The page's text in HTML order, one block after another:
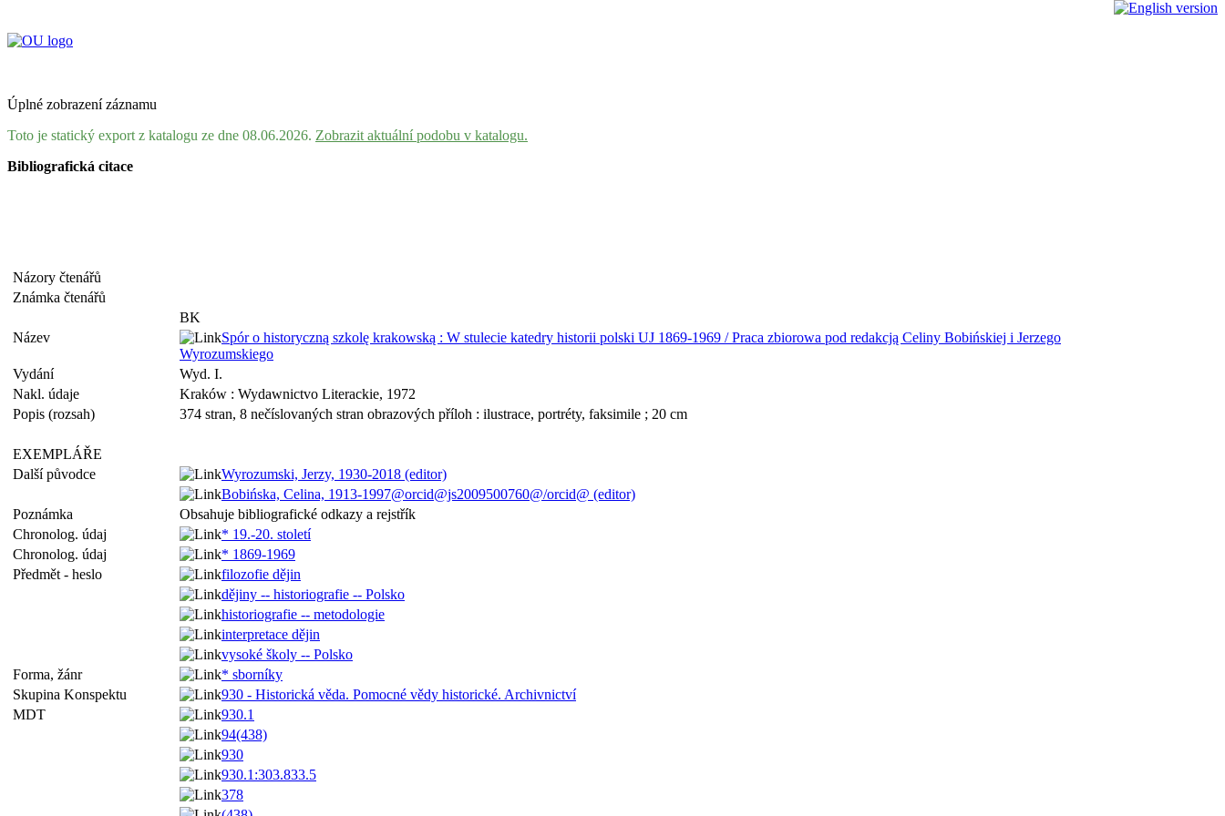
Úplné zobrazení záznamu
Toto je statický export z katalogu ze dne 08.06.2026. Zobrazit aktuální podobu v katalogu.
Bibliografická citace
Názory čtenářů
Známka čtenářů
BK
Název
Spór o historyczną szkolę krakowską : W stulecie katedry historii polski UJ 1869-1969 / Praca zbiorowa pod redakcją Celiny Bobińskiej i Jerzego
Wyrozumskiego
Vydání
Wyd. I.
Nakl. údaje
Kraków : Wydawnictvo Literackie, 1972
Popis (rozsah)
374 stran, 8 nečíslovaných stran obrazových příloh : ilustrace, portréty, faksimile ; 20 cm
EXEMPLÁŘE
Další původce
Wyrozumski, Jerzy, 1930-2018 (editor)
Bobińska, Celina, 1913-1997@orcid@js2009500760@/orcid@ (editor)
Poznámka
Obsahuje bibliografické odkazy a rejstřík
Chronolog. údaj
* 19.-20. století
Chronolog. údaj
* 1869-1969
Předmět - heslo
filozofie dějin
dějiny -- historiografie -- Polsko
historiografie -- metodologie
interpretace dějin
vysoké školy -- Polsko
Forma, žánr
* sborníky
Skupina Konspektu
930 - Historická věda. Pomocné vědy historické. Archivnictví
MDT
930.1
94(438)
930
930.1:303.833.5
378